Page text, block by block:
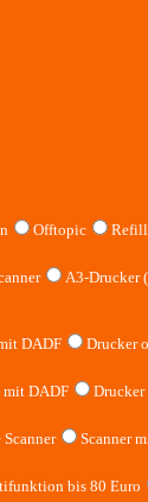
Offtopic Refill
A3-Drucker
DADF
Drucker
DADF
Drucker
Scanner
bis 80 Euro